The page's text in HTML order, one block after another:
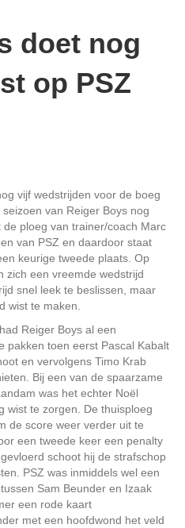
doet nog
op PSZ
vijf wedstrijden voor de boeg
seizoen van Reiger Boys nog
ploeg van trainer/coach Marc
van PSZ en daardoor staat
keurige tweede plaats. Op
zich een vreemde wedstrijd
snel leek te beslissen, maar
wist te maken.
Reiger Boys al een
pakken toen eerst Pascal Kabalt
en vervolgens Timo Krab
Bij een van de spaarzame
was het echter Noël
wist te zorgen. De thuisploeg
de score weer verder uit te
een tweede keer een penalty
schoot hij de strafschop
PSZ was inmiddels wel een
Sam Beunder en Izaak
een rode kaart
met een hoofdwond het veld